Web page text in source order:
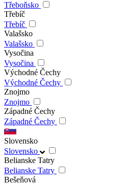
Třeboňsko
Třebíč
Třebíč
Valašsko
Valašsko
Vysočina
Vysočina
Východné Čechy
Východné Čechy
Znojmo
Znojmo
Západné Čechy
Západné Čechy
Slovensko
Slovensko
Belianske Tatry
Belianske Tatry
Bešeňová